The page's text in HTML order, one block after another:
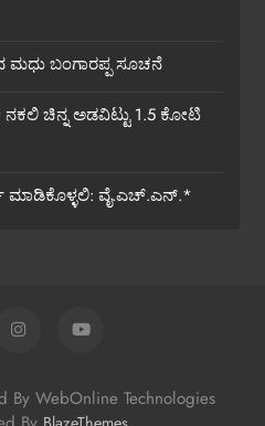
ಮಧು ಬಂಗಾರಪ್ಪ ಸೂಚನೆ
ಚಿನ್ನ ಅಡವಿಟ್ಟು 1.5 ಕೋಟಿ
ಮಾಡಿಕೊಳ್ಳಲಿ: ವೈ.ಎಚ್.ಎನ್.*
By WebOnline Technologies